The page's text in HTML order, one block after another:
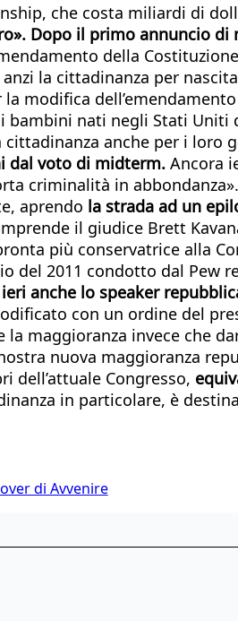
che costa miliardi di
Dopo il primo annuncio di
della
la cittadinanza per
modifica
bambini nati negli Stati
anche per i loro
dal voto di midterm. Ancora
criminalità in
aprendo la strada ad un
il giudice Brett
più conservatrice alla
del 2011 condotto dal Pew
anche lo speaker
con un ordine del
la maggioranza invece che
nuova maggioranza
dell’attuale Congresso,
in particolare, è
di Avvenire